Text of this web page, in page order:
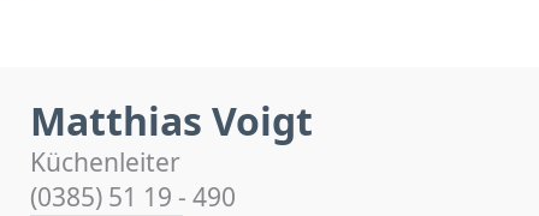
Matthias Voigt
Küchenleiter
(0385) 51 19 - 490